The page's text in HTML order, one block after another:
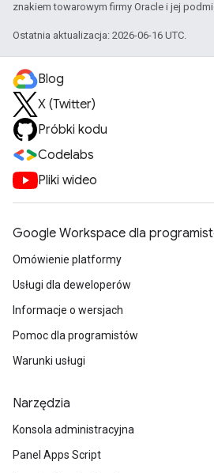
znakiem towarowym firmy Oracle i jej
Ostatnia aktualizacja: 2026-06-16 UTC.
Blog
X (Twitter)
Próbki kodu
Codelabs
Pliki wideo
Google Workspace dla
Omówienie platformy
Usługi dla deweloperów
Informacje o wersjach
Pomoc dla programistów
Warunki usługi
Narzędzia
Konsola administracyjna
Panel Apps Script